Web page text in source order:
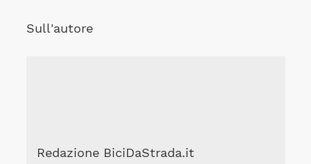
Sull'autore
Redazione BiciDaStrada.it